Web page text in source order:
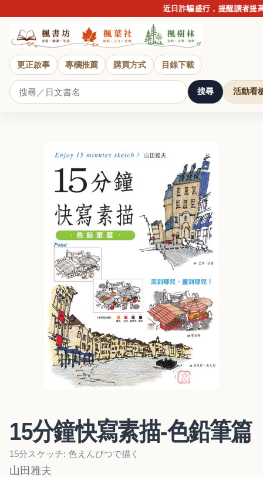
近日詐騙盛行，提醒讀者提
更正啟事 專欄推薦 購買方式 目錄下載
搜尋 活動看
15分鐘快寫素描-色鉛筆篇
15分スケッチ: 色えんぴつで描く
山田雅夫